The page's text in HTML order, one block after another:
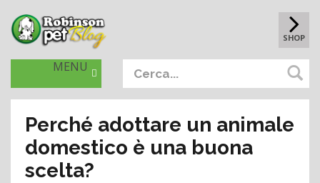
SHOP
MENU
Perché adottare un animale
domestico è una buona
scelta?